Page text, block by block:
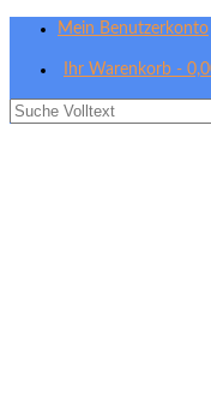
Mein Benutzerkonto
Ihr Warenkorb -
Suche